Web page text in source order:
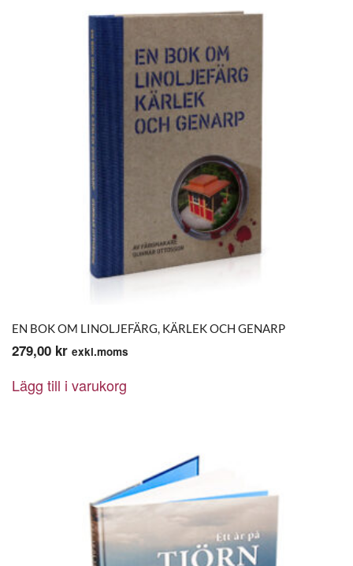
EN BOK OM LINOLJEFÄRG, KÄRLEK OCH GENARP
279,00 kr exkl.moms
Lägg till i varukorg